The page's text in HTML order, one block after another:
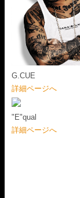
G.CUE
詳細ページへ
"E"qual
詳細ページへ